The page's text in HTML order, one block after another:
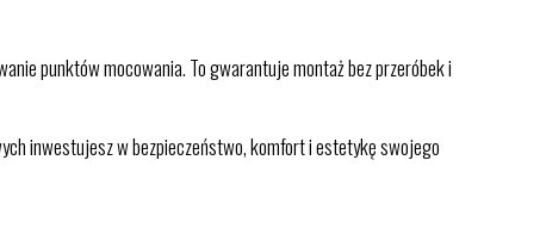
punktów mocowania. To gwarantuje montaż bez przeróbek i
inwestujesz w bezpieczeństwo, komfort i estetykę swojego